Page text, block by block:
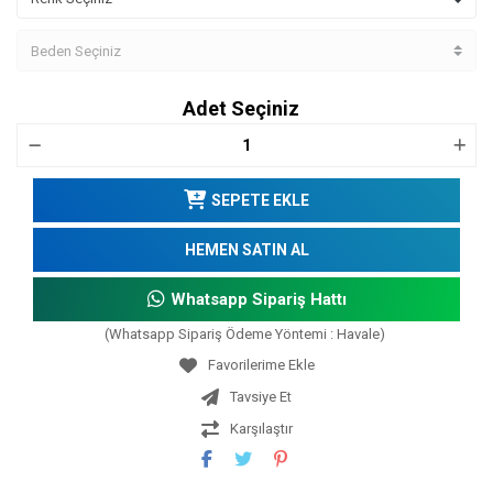
Adet Seçiniz
SEPETE EKLE
HEMEN SATIN AL
Whatsapp Sipariş Hattı
(Whatsapp Sipariş Ödeme Yöntemi : Havale)
Tavsiye Et
Karşılaştır